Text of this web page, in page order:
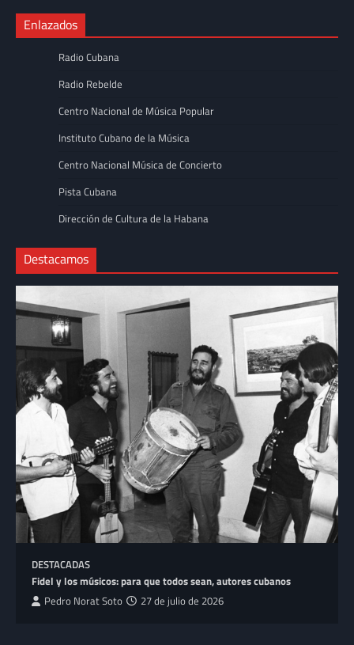
Enlazados
Radio Cubana
Radio Rebelde
Centro Nacional de Música Popular
Instituto Cubano de la Música
Centro Nacional Música de Concierto
Pista Cubana
Dirección de Cultura de la Habana
Destacamos
DESTACADAS
Fidel y los músicos: para que todos sean, autores cubanos
Pedro Norat Soto 27 de julio de 2026